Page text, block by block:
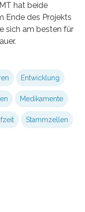
hat beide
Ende des Projekts
sich am besten für
Entwicklung
Medikamente
Stammzellen